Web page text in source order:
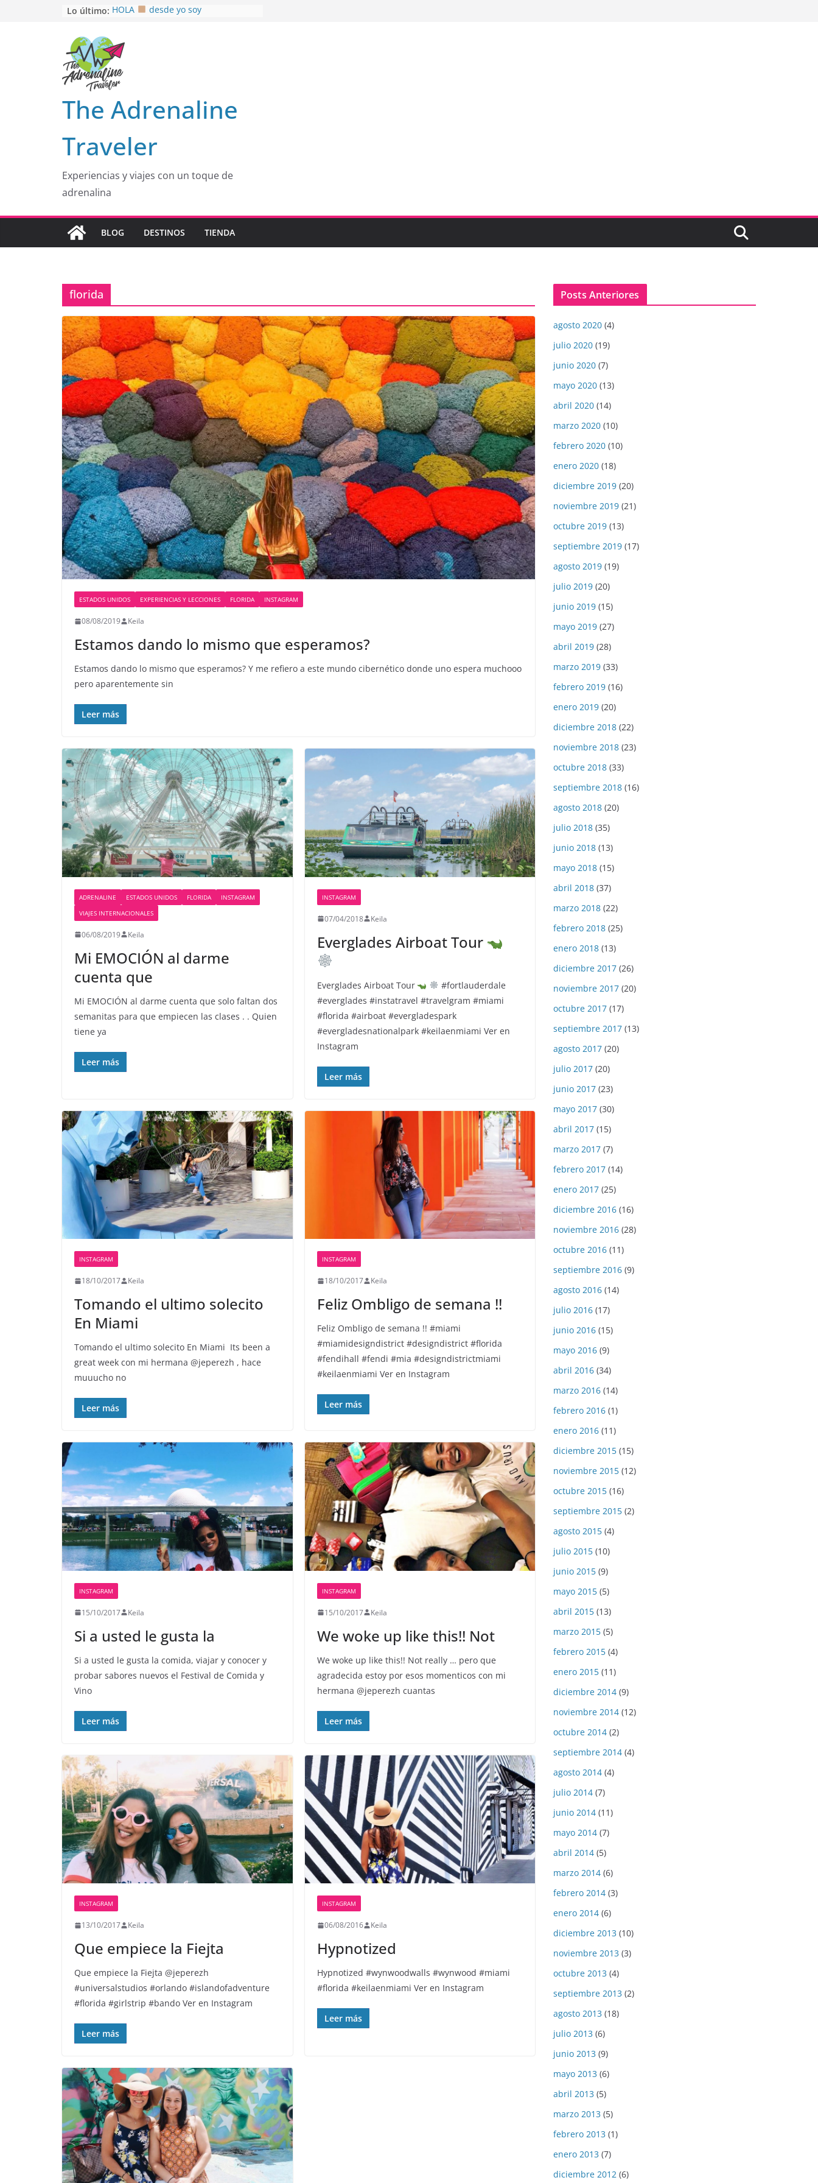
Lo último: HOLA
desde yo soy
EL SENDERO DEL CACAO: Excelente
opción
HOSPEDAJE AL NATURALSHH !!
En
MULITO!
The Adrenaline
Traveler
Experiencias y viajes con un toque de
adrenalina
BLOG DESTINOS TIENDA
florida
ESTADOS UNIDOS EXPERIENCIAS Y LECCIONES FLORIDA INSTAGRAM
08/08/2019 Keila
Estamos dando lo mismo que esperamos?
Estamos dando lo mismo que esperamos? Y me refiero a este mundo cibernético donde uno espera muchooo
pero aparentemente sin
Leer más
ADRENALINE ESTADOS UNIDOS FLORIDA
INSTAGRAM
VIAJES INTERNACIONALES
06/08/2019 Keila
Mi EMOCIÓN al darme
cuenta que
Mi EMOCIÓN al darme cuenta que solo faltan dos
semanitas para que empiecen las clases . . Quien
tiene ya
Leer más
INSTAGRAM
07/04/2018 Keila
Everglades Airboat Tour
Everglades Airboat Tour
#fortlauderdale
#everglades #instatravel #travelgram #miami
#florida #airboat #evergladespark
#evergladesnationalpark #keilaenmiami Ver en
Instagram
Leer más
INSTAGRAM
18/10/2017 Keila
Tomando el ultimo solecito
En Miami
Tomando el ultimo solecito En Miami ️ Its been a
great week con mi hermana @jeperezh , hace
muuucho no
Leer más
INSTAGRAM
18/10/2017 Keila
Feliz Ombligo de semana !!️
Feliz Ombligo de semana !!️ #miami
#miamidesigndistrict #designdistrict #florida
#fendihall #fendi #mia #designdistrictmiami
#keilaenmiami Ver en Instagram
Leer más
INSTAGRAM
15/10/2017 Keila
Si a usted le gusta la
Si a usted le gusta la comida, viajar y conocer y
probar sabores nuevos el Festival de Comida y
Vino
Leer más
INSTAGRAM
15/10/2017 Keila
We woke up like this!! Not
We woke up like this!! Not really … pero que
agradecida estoy por esos momenticos con mi
hermana @jeperezh cuantas
Leer más
INSTAGRAM
13/10/2017 Keila
Que empiece la Fiejta
Que empiece la Fiejta @jeperezh
#universalstudios #orlando #islandofadventure
#florida #girlstrip #bando Ver en Instagram
Leer más
INSTAGRAM
06/08/2016 Keila
Hypnotized️️️️
Hypnotized️️️️ #wynwoodwalls #wynwood #miami
#florida #keilaenmiami Ver en Instagram
Leer más
Posts Anteriores
agosto 2020 (4)
julio 2020 (19)
junio 2020 (7)
mayo 2020 (13)
abril 2020 (14)
marzo 2020 (10)
febrero 2020 (10)
enero 2020 (18)
diciembre 2019 (20)
noviembre 2019 (21)
octubre 2019 (13)
septiembre 2019 (17)
agosto 2019 (19)
julio 2019 (20)
junio 2019 (15)
mayo 2019 (27)
abril 2019 (28)
marzo 2019 (33)
febrero 2019 (16)
enero 2019 (20)
diciembre 2018 (22)
noviembre 2018 (23)
octubre 2018 (33)
septiembre 2018 (16)
agosto 2018 (20)
julio 2018 (35)
junio 2018 (13)
mayo 2018 (15)
abril 2018 (37)
marzo 2018 (22)
febrero 2018 (25)
enero 2018 (13)
diciembre 2017 (26)
noviembre 2017 (20)
octubre 2017 (17)
septiembre 2017 (13)
agosto 2017 (20)
julio 2017 (20)
junio 2017 (23)
mayo 2017 (30)
abril 2017 (15)
marzo 2017 (7)
febrero 2017 (14)
enero 2017 (25)
diciembre 2016 (16)
noviembre 2016 (28)
octubre 2016 (11)
septiembre 2016 (9)
agosto 2016 (14)
julio 2016 (17)
junio 2016 (15)
mayo 2016 (9)
abril 2016 (34)
marzo 2016 (14)
febrero 2016 (1)
enero 2016 (11)
diciembre 2015 (15)
noviembre 2015 (12)
octubre 2015 (16)
septiembre 2015 (2)
agosto 2015 (4)
julio 2015 (10)
junio 2015 (9)
mayo 2015 (5)
abril 2015 (13)
marzo 2015 (5)
febrero 2015 (4)
enero 2015 (11)
diciembre 2014 (9)
noviembre 2014 (12)
octubre 2014 (2)
septiembre 2014 (4)
agosto 2014 (4)
julio 2014 (7)
junio 2014 (11)
mayo 2014 (7)
abril 2014 (5)
marzo 2014 (6)
febrero 2014 (3)
enero 2014 (6)
diciembre 2013 (10)
noviembre 2013 (3)
octubre 2013 (4)
septiembre 2013 (2)
agosto 2013 (18)
julio 2013 (6)
junio 2013 (9)
mayo 2013 (6)
abril 2013 (5)
marzo 2013 (5)
febrero 2013 (1)
enero 2013 (7)
diciembre 2012 (6)